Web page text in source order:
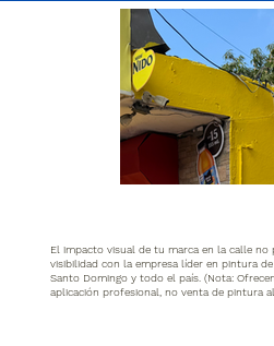
El impacto visual de tu marca en la calle no
visibilidad con la empresa líder en pintura
Santo Domingo y todo el país. (Nota:
aplicación profesional, no venta de pintura